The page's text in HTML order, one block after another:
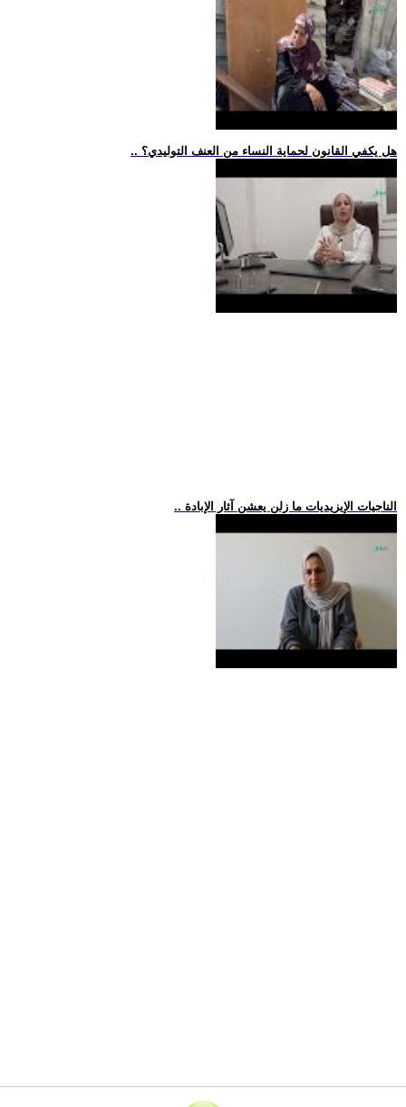
.. هل يكفي القانون لحماية النساء من العنف التوليدي؟
.. الناجيات الإيزيديات ما زلن يعشن آثار الإبادة